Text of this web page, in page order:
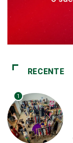
RECENTE
1